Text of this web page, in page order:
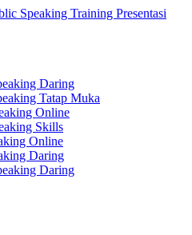
Daring
Tatap Muka
Online
Skills
Online
Daring
Daring